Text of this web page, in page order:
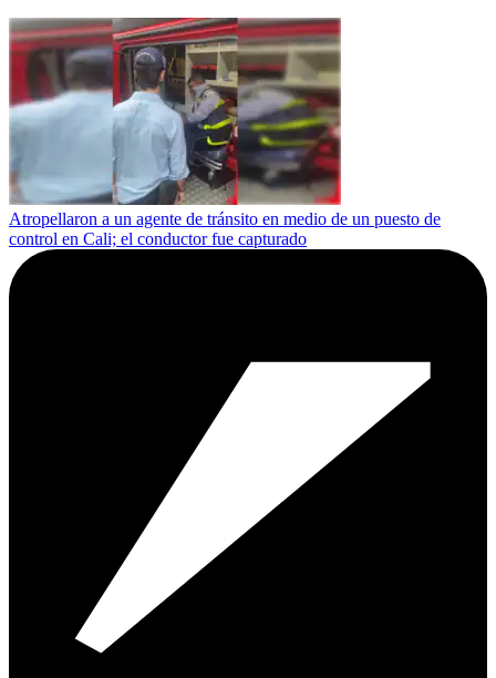
Atropellaron a un agente de tránsito en medio de un puesto de
control en Cali; el conductor fue capturado